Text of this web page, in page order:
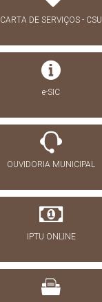
CARTA DE SERVIÇOS - CSU
e-SIC
OUVIDORIA MUNICIPAL
IPTU ONLINE